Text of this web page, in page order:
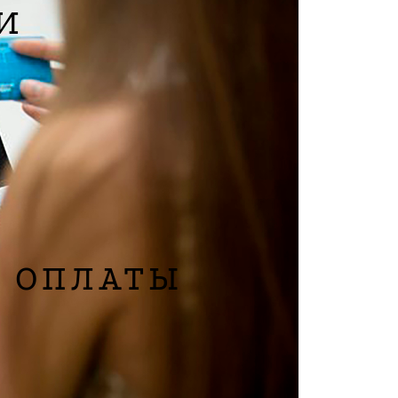
доставки
пошта» осуществляет доставку в течении 3-х
Mira Max
в Showroom Mira Max на Осипова 50/52
ОПЛАТЫ
счет
платежом